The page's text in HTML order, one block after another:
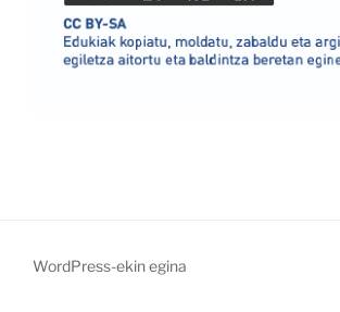
WordPress-ekin egina